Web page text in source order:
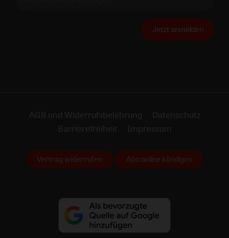
Jetzt anmelden
AGB und Widerrufsbelehrung
Datenschutz
Barrierefreiheit
Impressum
Vertrag widerrufen Abo online kündigen